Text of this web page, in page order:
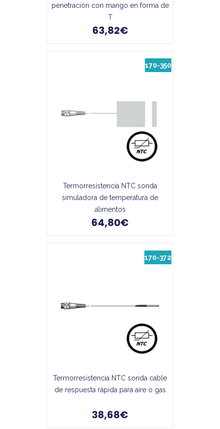
penetración con mango en forma de
T
63,82€
Termorresistencia NTC sonda
simuladora de temperatura de
alimentos
64,80€
170-350
Termorresistencia NTC sonda cable
de respuesta rápida para aire o gas
38,68€
170-372